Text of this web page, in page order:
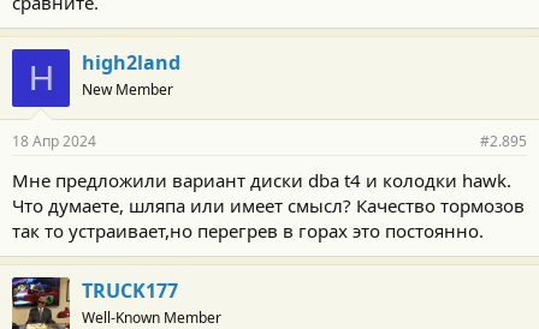
H high2land
New Member
18 Апр 2024 #2.895
Мне предложили вариант диски dba t4 и колодки hawk.
Что думаете, шляпа или имеет смысл? Качество тормозов
так то устраивает,но перегрев в горах это постоянно.
TRUCK177
Well-Known Member